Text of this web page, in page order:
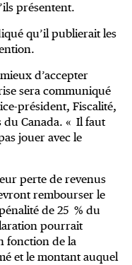
présentent.
qu’il publierait les
d’accepter
sera communiqué
président, Fiscalité,
du Canada. « Il faut
jouer avec le
perte de revenus
rembourser le
de 25 % du
pourrait
fonction de la
et le montant auquel